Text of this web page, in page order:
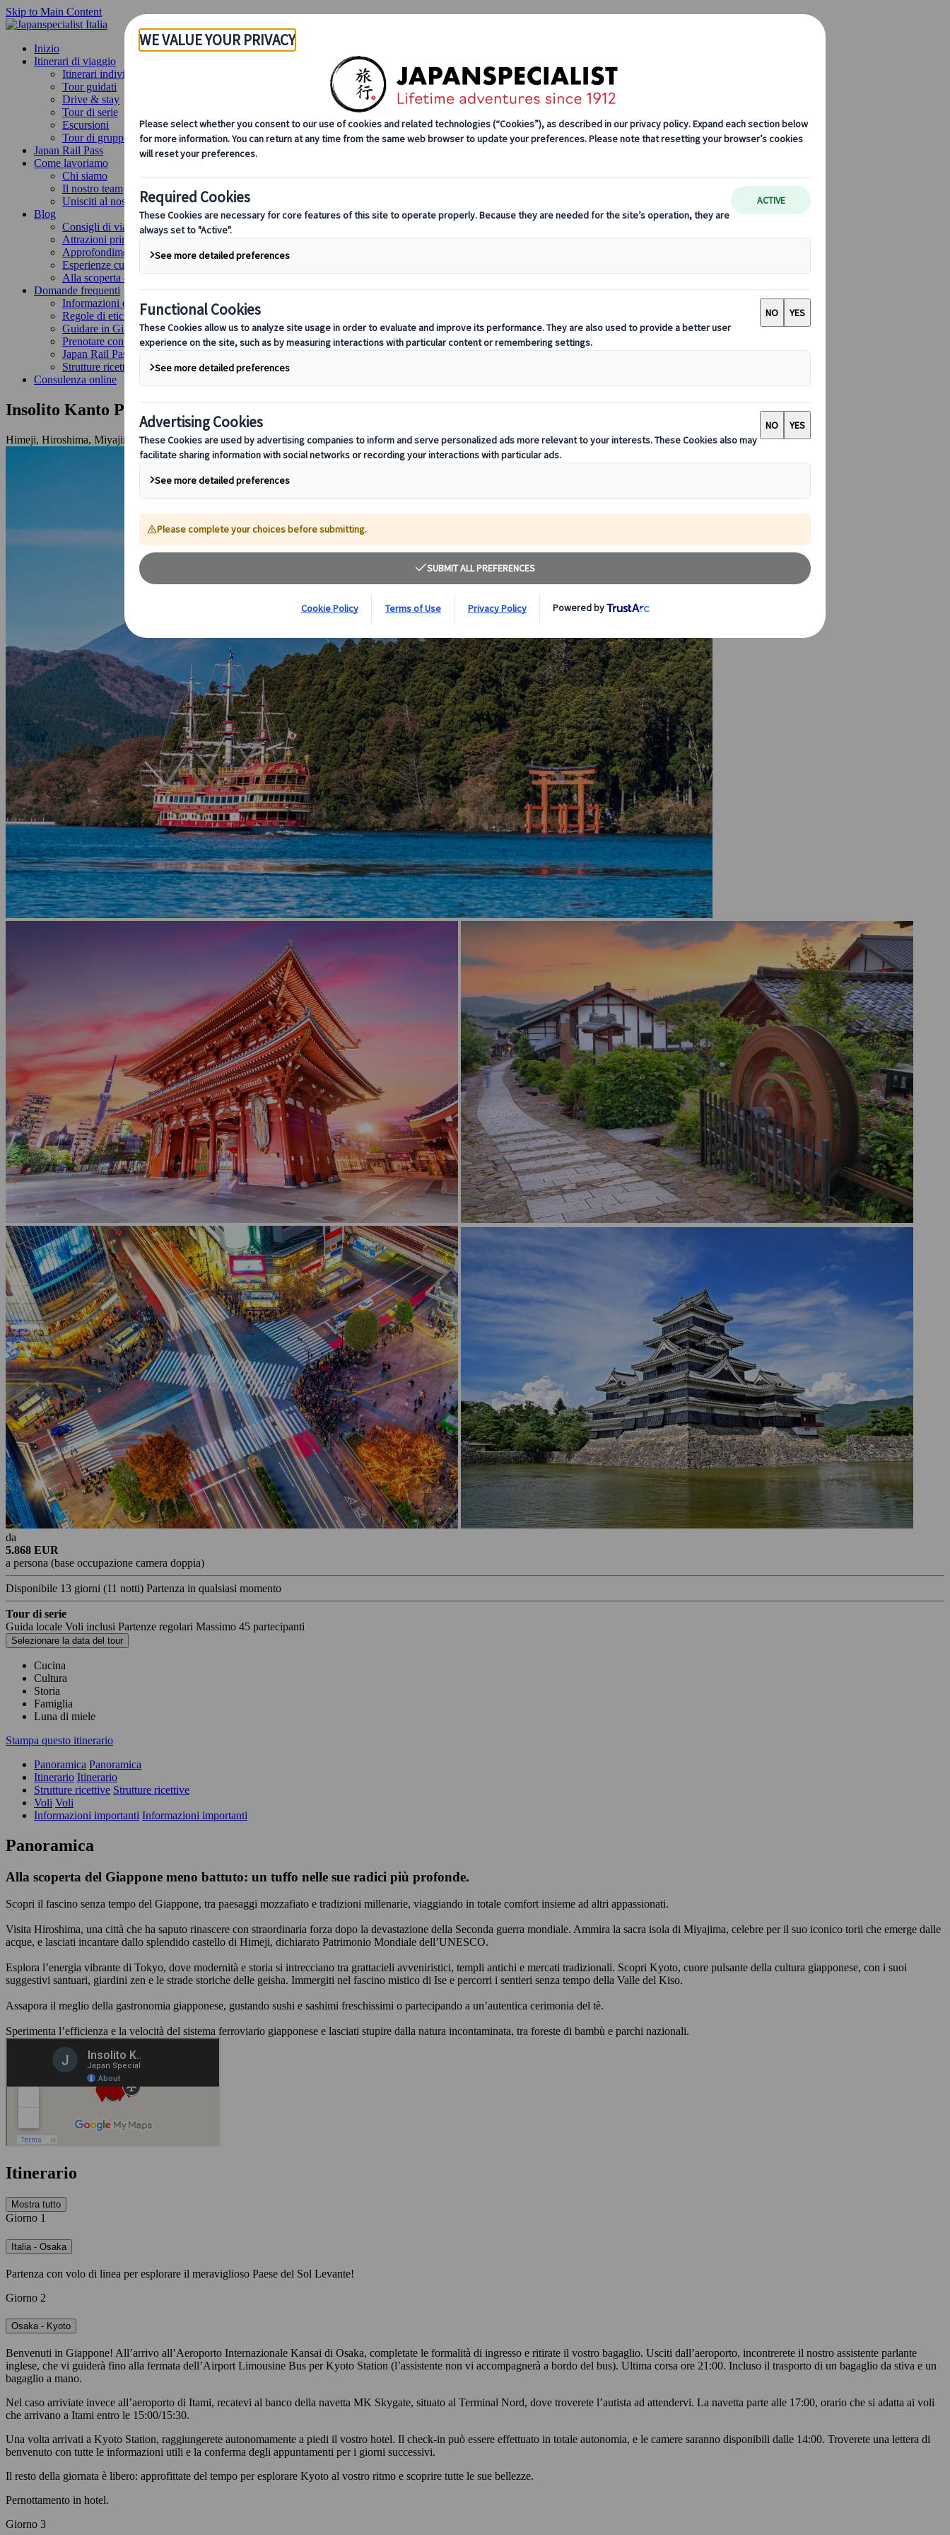
Skip to Main Content
Inizio
Itinerari di viaggio
Itinerari individuali
Tour guidati
Drive & stay
Tour di serie
Escursioni
Tour di gruppo su misura
Japan Rail Pass
Come lavoriamo
Chi siamo
Il nostro team
Unisciti al nostro team
Blog
Consigli di viaggio per ogni stagione
Attrazioni principali
Approfondimenti culturali
Esperienze culinarie
Alla scoperta del Giappone in treno
Domande frequenti
Informazioni essenziali
Regole di etichetta
Guidare in Giappone
Prenotare con noi
Japan Rail Pass
Strutture ricettive
Consulenza online
Insolito Kanto Plus
Himeji, Hiroshima, Miyajima, Kyoto, Arashiyama, Nara, Ise, Nagoya, Magome, Tsumago, Matsumoto, Hakone, Tokyo
da
5.868 EUR
a persona (base occupazione camera doppia)
Disponibile 13 giorni (11 notti) Partenza in qualsiasi momento
Tour di serie
Guida locale Voli inclusi Partenze regolari Massimo 45 partecipanti
Selezionare la data del tour
Cucina
Cultura
Storia
Famiglia
Luna di miele
Stampa questo itinerario
Panoramica Panoramica
Itinerario Itinerario
Strutture ricettive Strutture ricettive
Voli Voli
Informazioni importanti Informazioni importanti
Panoramica
Alla scoperta del Giappone meno battuto: un tuffo nelle sue radici più profonde.
Scopri il fascino senza tempo del Giappone, tra paesaggi mozzafiato e tradizioni millenarie, viaggiando in totale comfort insieme ad altri appassionati.
Visita Hiroshima, una città che ha saputo rinascere con straordinaria forza dopo la devastazione della Seconda guerra mondiale. Ammira la sacra isola di Miyajima, celebre per il suo iconico torii che emerge dalle
acque, e lasciati incantare dallo splendido castello di Himeji, dichiarato Patrimonio Mondiale dell’UNESCO.
Esplora l’energia vibrante di Tokyo, dove modernità e storia si intrecciano tra grattacieli avveniristici, templi antichi e mercati tradizionali. Scopri Kyoto, cuore pulsante della cultura giapponese, con i suoi
suggestivi santuari, giardini zen e le strade storiche delle geisha. Immergiti nel fascino mistico di Ise e percorri i sentieri senza tempo della Valle del Kiso.
Assapora il meglio della gastronomia giapponese, gustando sushi e sashimi freschissimi o partecipando a un’autentica cerimonia del tè.
Sperimenta l’efficienza e la velocità del sistema ferroviario giapponese e lasciati stupire dalla natura incontaminata, tra foreste di bambù e parchi nazionali.
Itinerario
Mostra tutto
Giorno 1
Italia - Osaka
Partenza con volo di linea per esplorare il meraviglioso Paese del Sol Levante!
Giorno 2
Osaka - Kyoto
Benvenuti in Giappone! All’arrivo all’Aeroporto Internazionale Kansai di Osaka, completate le formalità di ingresso e ritirate il vostro bagaglio. Usciti dall’aeroporto, incontrerete il nostro assistente parlante
inglese, che vi guiderà fino alla fermata dell’Airport Limousine Bus per Kyoto Station (l’assistente non vi accompagnerà a bordo del bus). Ultima corsa ore 21:00. Incluso il trasporto di un bagaglio da stiva e un
bagaglio a mano.
Nel caso arriviate invece all’aeroporto di Itami, recatevi al banco della navetta MK Skygate, situato al Terminal Nord, dove troverete l’autista ad attendervi. La navetta parte alle 17:00, orario che si adatta ai voli
che arrivano a Itami entro le 15:00/15:30.
Una volta arrivati a Kyoto Station, raggiungerete autonomamente a piedi il vostro hotel. Il check-in può essere effettuato in totale autonomia, e le camere saranno disponibili dalle 14:00. Troverete una lettera di
benvenuto con tutte le informazioni utili e la conferma degli appuntamenti per i giorni successivi.
Il resto della giornata è libero: approfittate del tempo per esplorare Kyoto al vostro ritmo e scoprire tutte le sue bellezze.
Pernottamento in hotel.
Giorno 3